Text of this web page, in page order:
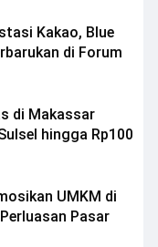
Kakao, Blue
di Forum
di Makassar
hingga Rp100
UMKM di
Pasar